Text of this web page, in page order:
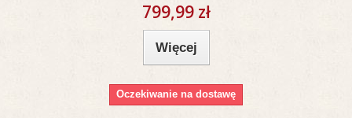
799,99 zł
Więcej
Oczekiwanie na dostawę